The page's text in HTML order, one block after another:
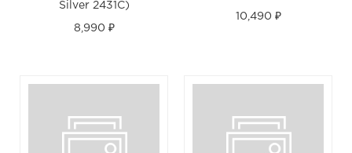
Silver 2431C)
8,990 ₽
10,490 ₽